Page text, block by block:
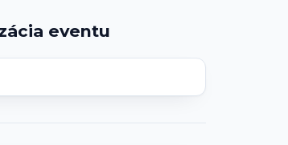
eventu